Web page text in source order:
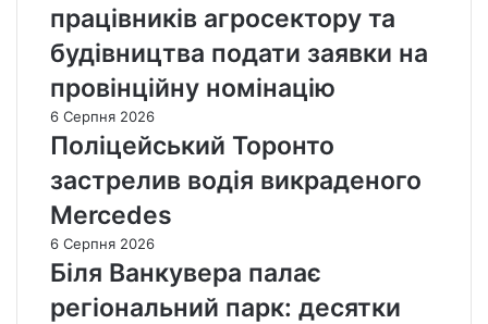
працівників агросектору та
будівництва подати заявки на
провінційну номінацію
6 Серпня 2026
Поліцейський Торонто
застрелив водія викраденого
Mercedes
6 Серпня 2026
Біля Ванкувера палає
регіональний парк: десятки